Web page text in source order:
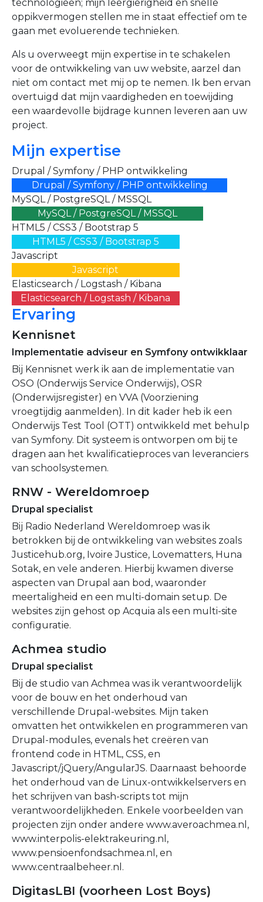
technologieën; mijn leergierigheid en snelle
oppikvermogen stellen me in staat effectief om te
gaan met evoluerende technieken.
Als u overweegt mijn expertise in te schakelen
voor de ontwikkeling van uw website, aarzel dan
niet om contact met mij op te nemen. Ik ben ervan
overtuigd dat mijn vaardigheden en toewijding
een waardevolle bijdrage kunnen leveren aan uw
project.
Mijn expertise
Drupal / Symfony / PHP ontwikkeling
Drupal / Symfony / PHP ontwikkeling
MySQL / PostgreSQL / MSSQL
MySQL / PostgreSQL / MSSQL
HTML5 / CSS3 / Bootstrap 5
HTML5 / CSS3 / Bootstrap 5
Javascript
Javascript
Elasticsearch / Logstash / Kibana
Elasticsearch / Logstash / Kibana
Ervaring
Kennisnet
Implementatie adviseur en Symfony ontwikklaar
Bij Kennisnet werk ik aan de implementatie van
OSO (Onderwijs Service Onderwijs), OSR
(Onderwijsregister) en VVA (Voorziening
vroegtijdig aanmelden). In dit kader heb ik een
Onderwijs Test Tool (OTT) ontwikkeld met behulp
van Symfony. Dit systeem is ontworpen om bij te
dragen aan het kwalificatieproces van leveranciers
van schoolsystemen.
RNW - Wereldomroep
Drupal specialist
Bij Radio Nederland Wereldomroep was ik
betrokken bij de ontwikkeling van websites zoals
Justicehub.org, Ivoire Justice, Lovematters, Huna
Sotak, en vele anderen. Hierbij kwamen diverse
aspecten van Drupal aan bod, waaronder
meertaligheid en een multi-domain setup. De
websites zijn gehost op Acquia als een multi-site
configuratie.
Achmea studio
Drupal specialist
Bij de studio van Achmea was ik verantwoordelijk
voor de bouw en het onderhoud van
verschillende Drupal-websites. Mijn taken
omvatten het ontwikkelen en programmeren van
Drupal-modules, evenals het creëren van
frontend code in HTML, CSS, en
Javascript/jQuery/AngularJS. Daarnaast behoorde
het onderhoud van de Linux-ontwikkelservers en
het schrijven van bash-scripts tot mijn
verantwoordelijkheden. Enkele voorbeelden van
projecten zijn onder andere www.averoachmea.nl,
www.interpolis-elektrakeuring.nl,
www.pensioenfondsachmea.nl, en
www.centraalbeheer.nl.
DigitasLBI (voorheen Lost Boys)